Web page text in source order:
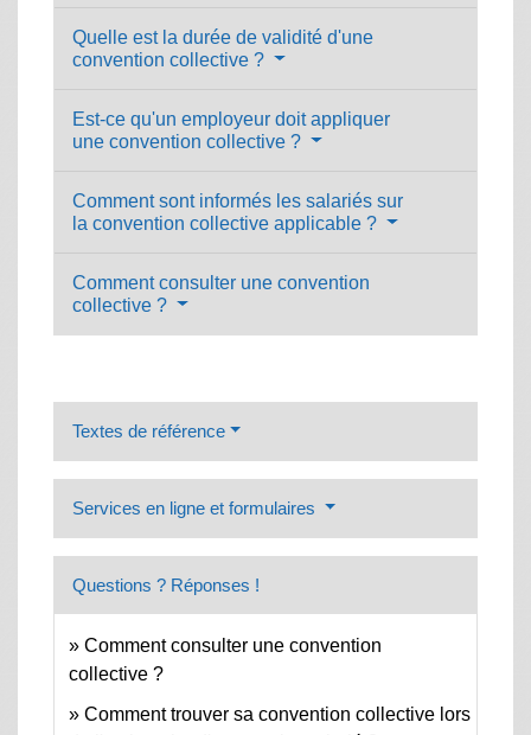
Quelle est la durée de validité d'une
convention collective ?
Est-ce qu'un employeur doit appliquer
une convention collective ?
Comment sont informés les salariés sur
la convention collective applicable ?
Comment consulter une convention
collective ?
Textes de référence
Services en ligne et formulaires
Questions ? Réponses !
Comment consulter une convention
collective ?
Comment trouver sa convention collective lors